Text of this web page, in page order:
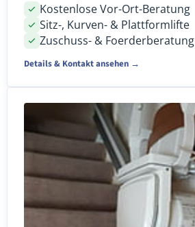
Kostenlose Vor-Ort-Beratung
Sitz-, Kurven- & Plattformlifte
Zuschuss- & Foerderberatung
Details & Kontakt ansehen →